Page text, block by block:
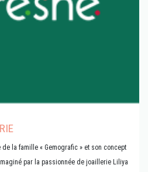
la famille « Gemografic » et son concept
par la passionnée de joaillerie Liliya